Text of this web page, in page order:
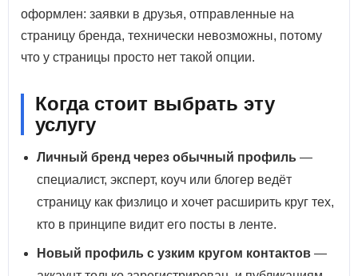
оформлен: заявки в друзья, отправленные на
страницу бренда, технически невозможны, потому
что у страницы просто нет такой опции.
Когда стоит выбрать эту
услугу
Личный бренд через обычный профиль —
специалист, эксперт, коуч или блогер ведёт
страницу как физлицо и хочет расширить круг тех,
кто в принципе видит его посты в ленте.
Новый профиль с узким кругом контактов —